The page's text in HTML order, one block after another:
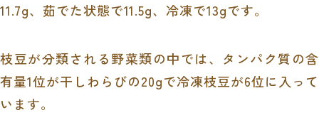
11.7g、茹でた状態で11.5g、冷凍で13gです。
枝豆が分類される野菜類の中では、タンパク質の含
有量1位が干しわらびの20gで冷凍枝豆が6位に入って
います。